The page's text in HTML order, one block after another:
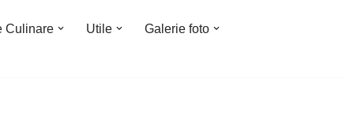
Culinare Utile
Galerie foto